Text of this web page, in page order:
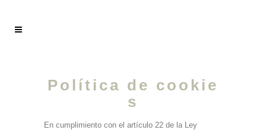
Política de cookie
s
En cumplimiento con el artículo 22 de la Ley